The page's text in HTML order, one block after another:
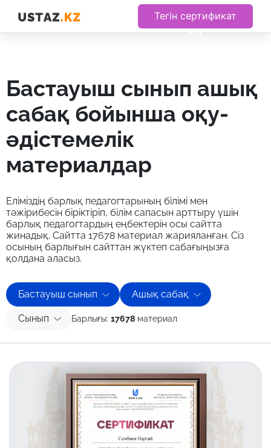
Тегін сертификат
алу
бастауыш сынып ашық
сабақ бойынша оқу-
әдістемелік
материалдар
Еліміздің барлық педагогтарының білімі мен
тәжірибесін біріктіріп, білім сапасын арттыру үшін
барлық педагогтардың еңбектерін осы сайтта
жинадық. Сайтта 17678 материал жарияланған. Сіз
осының барлығын сайттан жүктеп сабағыңызға
қолдана аласыз.
Бастауыш сынып Ашық сабақ
Сынып Барлығы: 17678 материал